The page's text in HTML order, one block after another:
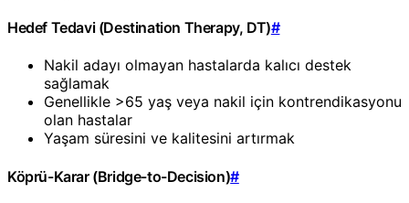
Hedef Tedavi (Destination Therapy, DT)#
Nakil adayı olmayan hastalarda kalıcı destek
sağlamak
Genellikle >65 yaş veya nakil için kontrendikasyonu
olan hastalar
Yaşam süresini ve kalitesini artırmak
Köprü-Karar (Bridge-to-Decision)#